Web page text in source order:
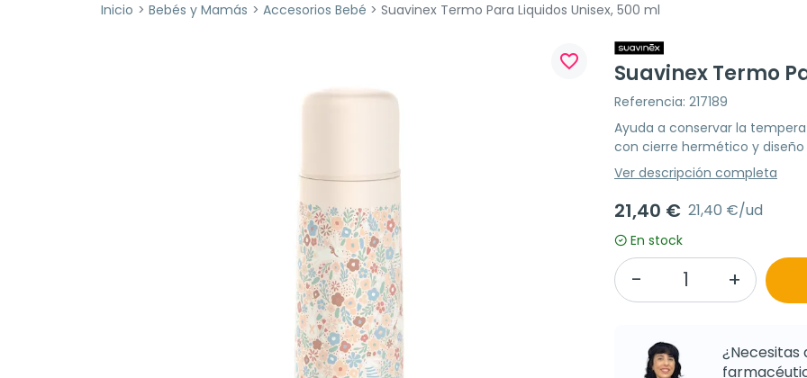
Inicio Bebés y Mamás Accesorios Bebé Suavinex Termo Para Liquidos Unisex, 500 ml
favorite_border Suavinex Termo
Referencia: 217189
Ayuda a conservar la
con cierre hermético y
Ver descripción completa
21,40 € 21,40 €/ud
En stock
¿Necesitas